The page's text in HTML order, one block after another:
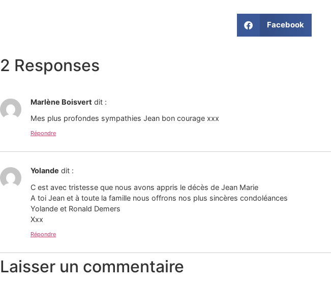
Facebook
2 Responses
Marlène Boisvert dit :
Mes plus profondes sympathies Jean bon courage xxx
Répondre
Yolande dit :
C est avec tristesse que nous avons appris le décès de Jean Marie
A toi Jean et à toute la famille nous offrons nos plus sincères condoléances
Yolande et Ronald Demers
Xxx
Répondre
Laisser un commentaire